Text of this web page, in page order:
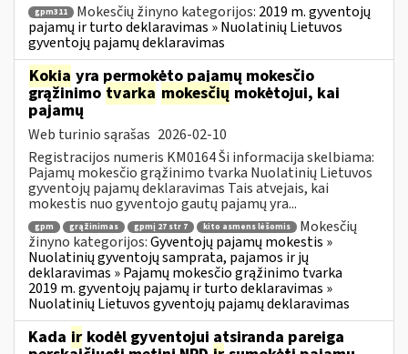
gpm311 Mokesčių žinyno kategorijos: 2019 m. gyventojų
pajamų ir turto deklaravimas » Nuolatinių Lietuvos
gyventojų pajamų deklaravimas
Kokia yra permokėto pajamų mokesčio
grąžinimo tvarka mokesčių mokėtojui, kai
pajamų
Web turinio sąrašas 2026-02-10
Registracijos numeris KM0164 Ši informacija skelbiama:
Pajamų mokesčio grąžinimo tvarka Nuolatinių Lietuvos
gyventojų pajamų deklaravimas Tais atvejais, kai
mokestis nuo gyventojo gautų pajamų yra...
gpm grąžinimas gpmį 27 str 7 kito asmens lėšomis
Mokesčių
žinyno kategorijos:Gyventojų pajamų mokestis »
Nuolatinių gyventojų samprata, pajamos ir jų
deklaravimas » Pajamų mokesčio grąžinimo tvarka
2019 m. gyventojų pajamų ir turto deklaravimas »
Nuolatinių Lietuvos gyventojų pajamų deklaravimas
Kada ir kodėl gyventojui atsiranda pareiga